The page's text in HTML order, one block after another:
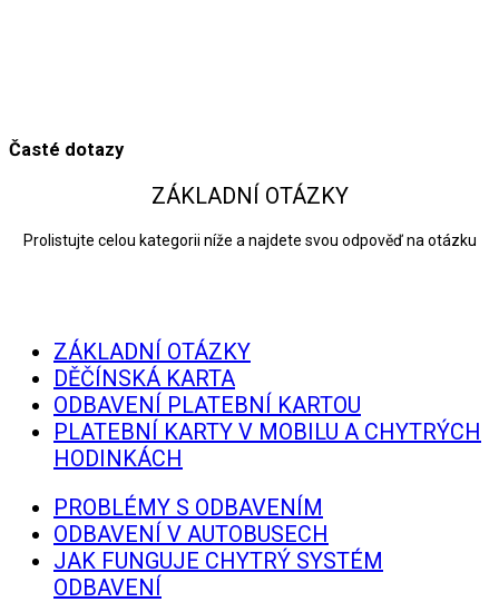
Časté dotazy
ZÁKLADNÍ OTÁZKY
Prolistujte celou kategorii níže a najdete svou odpověď na otázku
ZÁKLADNÍ OTÁZKY
DĚČÍNSKÁ KARTA
ODBAVENÍ PLATEBNÍ KARTOU
PLATEBNÍ KARTY V MOBILU A CHYTRÝCH
HODINKÁCH
PROBLÉMY S ODBAVENÍM
ODBAVENÍ V AUTOBUSECH
JAK FUNGUJE CHYTRÝ SYSTÉM
ODBAVENÍ